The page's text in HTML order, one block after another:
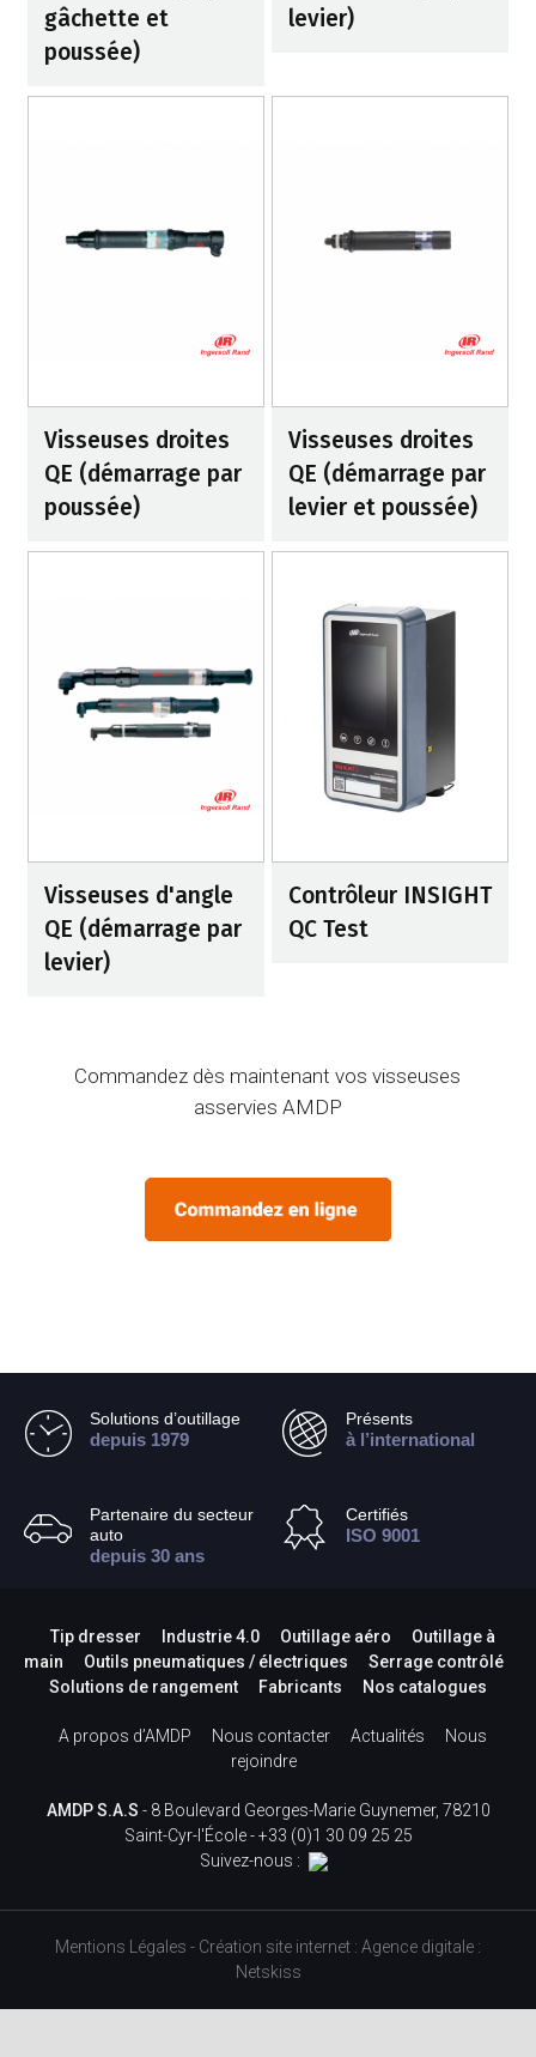
gâchette et
poussée)
levier)
Visseuses droites
QE (démarrage par
poussée)
Visseuses droites
QE (démarrage par
levier et poussée)
Visseuses d'angle
QE (démarrage par
levier)
Contrôleur INSIGHT
QC Test
Commandez dès maintenant vos visseuses
asservies AMDP
Solutions d’outillage
depuis 1979
Présents
à l’international
Partenaire du secteur
auto
depuis 30 ans
Certifiés
ISO 9001
Tip dresser Industrie 4.0 Outillage aéro
Outillage à
main
Outils pneumatiques / électriques
Serrage contrôlé
Solutions de rangement
Fabricants Nos catalogues
A propos d’AMDP Nous contacter Actualités
Nous
rejoindre
AMDP S.A.S - 8 Boulevard Georges-Marie Guynemer, 78210
Saint-Cyr-l'École -+33 (0)1 30 09 25 25
Suivez-nous :
Mentions Légales - Création site internet : Agence digitale :
Netskiss